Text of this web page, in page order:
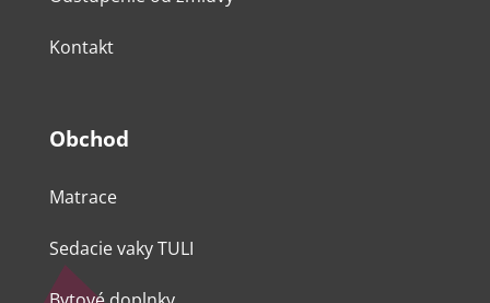
Kontakt
Obchod
Matrace
Sedacie vaky TULI